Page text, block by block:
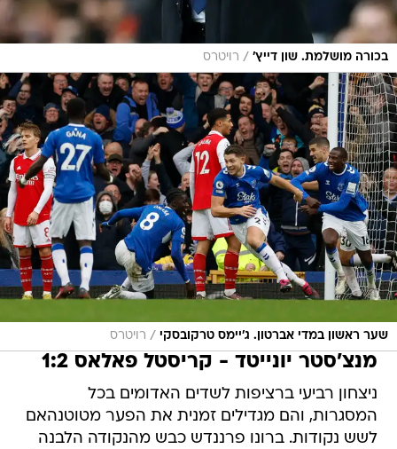
בכורה מושלמת. שון דייץ' / רויטרס
שער ראשון במדי אברטון. ג'יימס טרקובסקי / רויטרס
מנצ'סטר יונייטד - קריסטל פאלאס 1:2
ניצחון רביעי ברציפות לשדים האדומים בכל
המסגרות, והם מגדילים זמנית את הפער מטוטנהאם
לשש נקודות. ברונו פרננדש כבש מהנקודה הלבנה